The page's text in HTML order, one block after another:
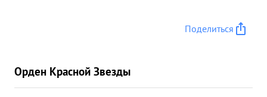
Поделиться
Орден Красной Звезды